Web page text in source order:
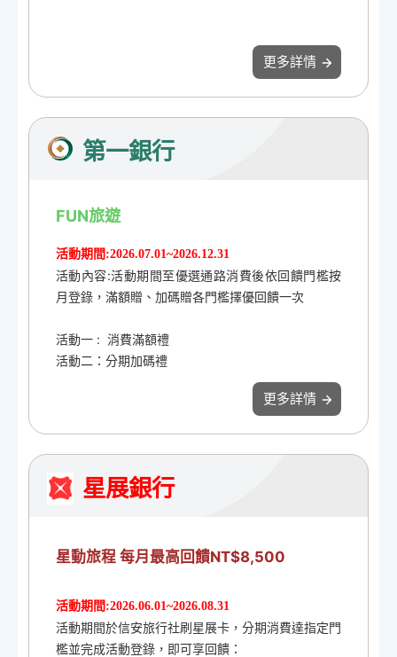
更多詳情
第一銀行
FUN旅遊
活動期間:2026.07.01~2026.12.31
活動內容:活動期間至優選通路消費後依回饋門檻按
月登錄，滿額贈、加碼贈各門檻擇優回饋一次
活動一 : 消費滿額禮
活動二：分期加碼禮
更多詳情
星展銀行
星動旅程 每月最高回饋NT$8,500
活動期間:2026.06.01~2026.08.31
活動期間於信安旅行社刷星展卡，分期消費達指定門
檻並完成活動登錄，即可享回饋：